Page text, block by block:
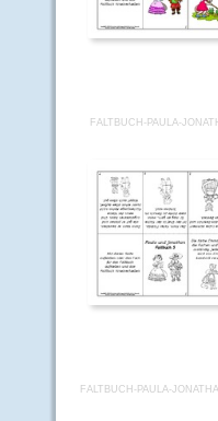
FALTBUCH-PAULA-
FALTBUCH-PAULA-